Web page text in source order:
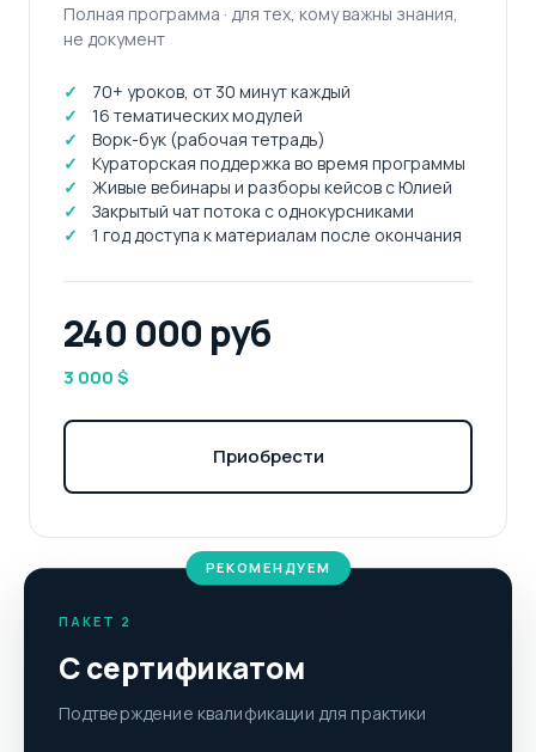
Полная программа · для тех, кому важны знания,
не документ
✓
70+ уроков, от 30 минут каждый
✓
16 тематических модулей
✓
Ворк-бук (рабочая тетрадь)
✓
Кураторская поддержка во время программы
✓
Живые вебинары и разборы кейсов с Юлией
✓
Закрытый чат потока с однокурсниками
✓
1 год доступа к материалам после окончания
240 000 руб
3 000 $
Приобрести
РЕКОМЕНДУЕМ
ПАКЕТ 2
С сертификатом
Подтверждение квалификации для практики